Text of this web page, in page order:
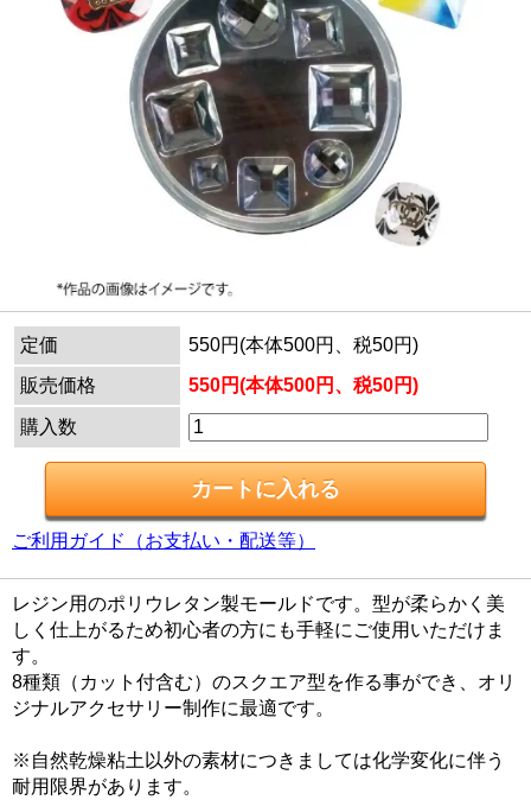
定価
550円(本体500円、税50円)
販売価格
550円(本体500円、税50円)
購入数
ご利用ガイド（お支払い・配送等）
レジン用のポリウレタン製モールドです。型が柔らかく美
しく仕上がるため初心者の方にも手軽にご使用いただけま
す。
8種類（カット付含む）のスクエア型を作る事ができ、オリ
ジナルアクセサリー制作に最適です。
※自然乾燥粘土以外の素材につきましては化学変化に伴う
耐用限界があります。